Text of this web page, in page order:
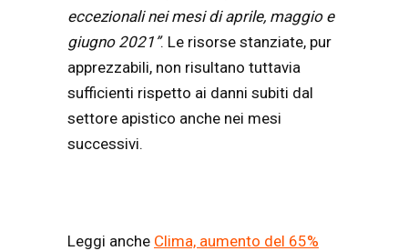
eccezionali nei mesi di aprile, maggio e
giugno 2021”. Le risorse stanziate, pur
apprezzabili, non risultano tuttavia
sufficienti rispetto ai danni subiti dal
settore apistico anche nei mesi
successivi.
Leggi anche Clima, aumento del 65%